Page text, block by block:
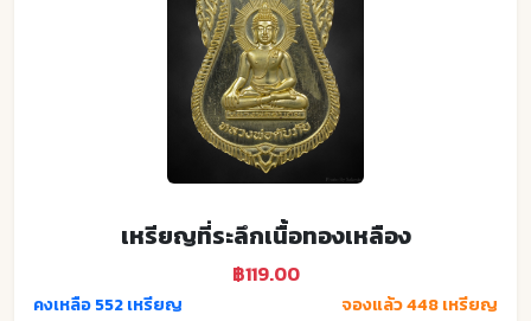
เหรียญที่ระลึกเนื้อทองเหลือง
฿119.00
คงเหลือ 552 เหรียญ จองแล้ว 448 เหรียญ